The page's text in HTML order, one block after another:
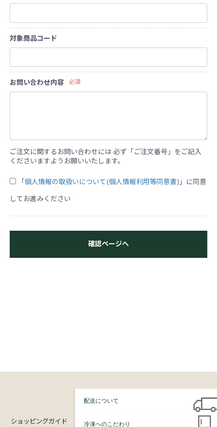
対象商品コード
お問い合わせ内容 必須
ご注文に関するお問い合わせには 必ず「ご注文番号」をご記入
くださいますようお願いいたします。
「 個人情報の取扱いについて(個人情報利用等同意書)」に同意
してお進みください
確認ページへ
ショッピングガイド
配送について
冷凍へのこだわり